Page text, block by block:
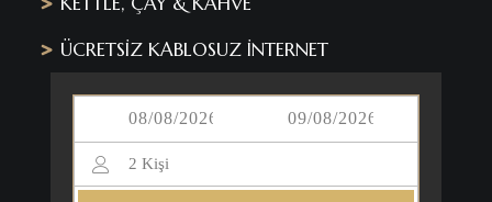
ÜCRETSİZ KABLOSUZ İNTERNET
2 Kişi